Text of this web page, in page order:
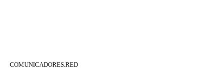
COMUNICADORES.RED